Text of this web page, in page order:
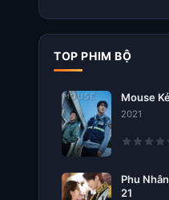
TOP PHIM BỘ
Mouse
2021
Phu
21